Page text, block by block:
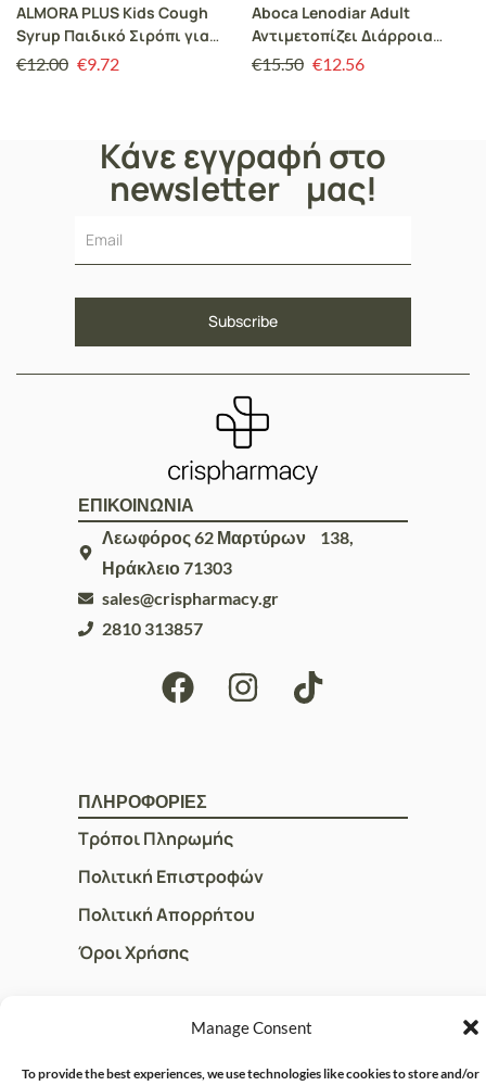
Manage Consent
To provide the best experiences, we use technologies like cookies to store and/or
ALMORA PLUS Kids Cough
Syrup Παιδικό Σιρόπι για
τον Βήχα, 120ml
€12.00 €9.72
Aboca Lenodiar Adult
Αντιμετοπίζει Διάρροια
20caps
€15.50 €12.56
Κάνε εγγραφή στο
newsletter μας!
ΕΠΙΚΟΙΝΩΝΙΑ
Λεωφόρος 62 Μαρτύρων 138,
Ηράκλειο 71303
sales@crispharmacy.gr
2810 313857
ΠΛΗΡΟΦΟΡΙΕΣ
Τρόποι Πληρωμής
Πολιτική Επιστροφών
Πολιτική Απορρήτου
Όροι Χρήσης
ΓΡΗΓΟΡOI ΣΥΝΔΕΣΜΟΙ
Ο Λογαριασμός μου